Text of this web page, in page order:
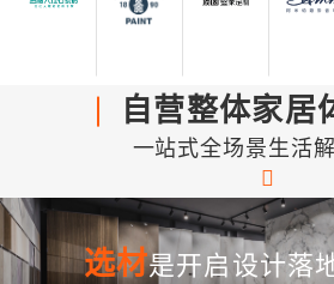
自营整体家居
一站式全场景生活
选材是开启设计落